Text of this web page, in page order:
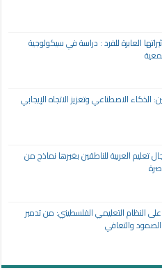
العابرة للفرد : دراسة في سيكولوجية
الذكاء الاصطناعي وتعزيز الاتجاه الإيجابي
تعليم العربية للناطقين بغيرها نماذج من
وتأثيره على النظام التعليمي الفلسطيني: من تدمير
الصمود والتعافي